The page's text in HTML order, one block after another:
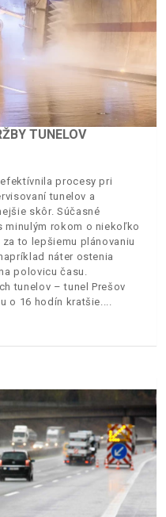
TUNELOV
procesy pri
tunelov a
skôr. Súčasné
minulým rokom o niekoľko
to lepšiemu plánovaniu
náter ostenia
polovicu času.
tunelov – tunel Prešov
o 16 hodín kratšie.